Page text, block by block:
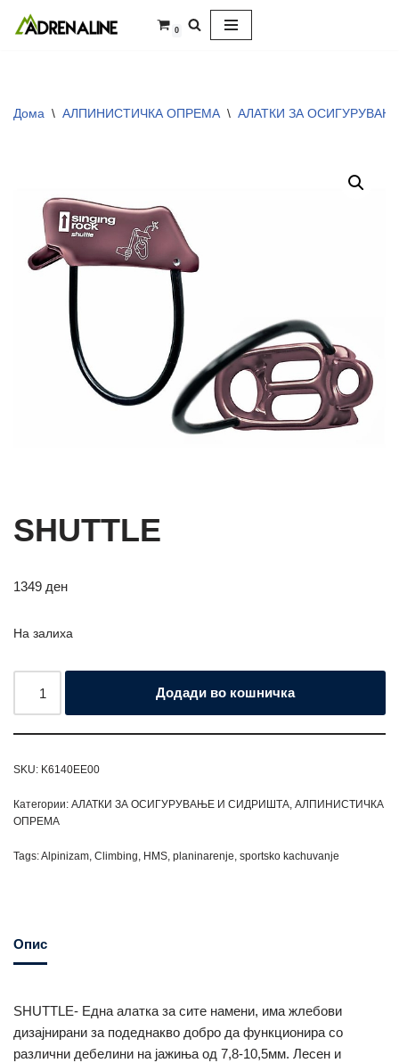
0
Дома \ АЛПИНИСТИЧКА ОПРЕМА \ АЛАТКИ ЗА
SHUTTLE
1349 ден
На залиха
Додади во кошничка
SKU: K6140EE00
Категории: АЛАТКИ ЗА ОСИГУРУВАЊЕ И СИДРИШТА, АЛПИНИСТИЧКА
ОПРЕМА
Tags:Alpinizam, Climbing, HMS, planinarenje, sportsko kachuvanje
Опис
SHUTTLE- Една алатка за сите намени, има жлебови
дизајнирани за подеднакво добро да функционира со
различни дебелини на јажиња од 7,8-10,5мм. Лесен и